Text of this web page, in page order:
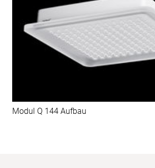
Modul Q 144 Aufbau